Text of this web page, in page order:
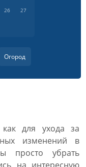
26
27
Огород
для ухода за
изменений в
просто убрать